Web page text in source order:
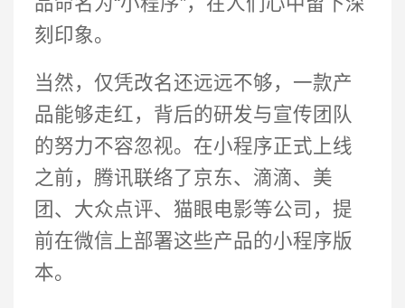
刻印象。
当然，仅凭改名还远远不够，一款产
品能够走红，背后的研发与宣传团队
的努力不容忽视。在小程序正式上线
之前，腾讯联络了京东、滴滴、美
团、大众点评、猫眼电影等公司，提
前在微信上部署这些产品的小程序版
本。